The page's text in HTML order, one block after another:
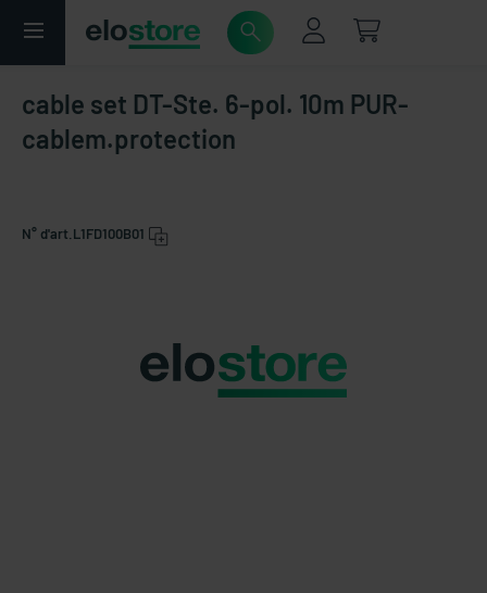
cable set DT-Ste. 6-pol. 10m PUR-
cablem.protection
N° d'art. L1FD100B01